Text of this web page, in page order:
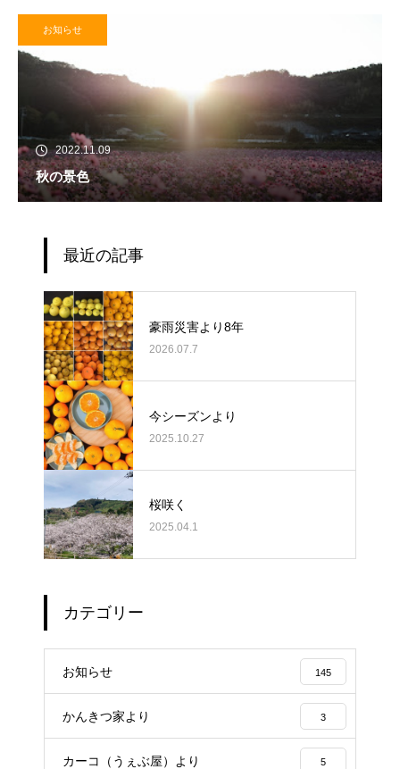
お知らせ
2022.11.09
秋の景色
最近の記事
豪雨災害より8年
2026.07.7
今シーズンより
2025.10.27
桜咲く
2025.04.1
カテゴリー
お知らせ 145
かんきつ家より 3
カーコ（うぇぶ屋）より 5